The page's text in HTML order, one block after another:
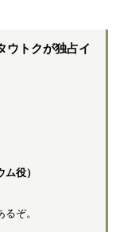
ウトクが独占イ
役）
ぞ。